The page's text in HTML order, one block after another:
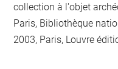
collection à l'objet
Paris, Bibliothèque
2003, Paris, Louvre